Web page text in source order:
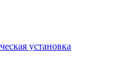
установка